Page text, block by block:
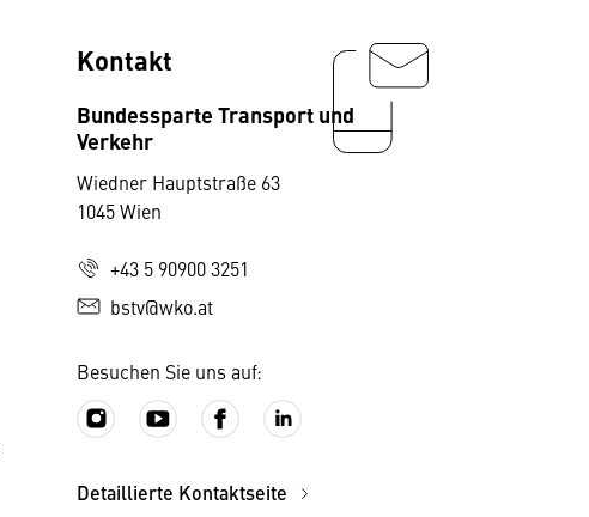
Kontakt
Bundessparte Transport und
Verkehr
Wiedner Hauptstraße 63
1045 Wien
+43 5 90900 3251
bstv@wko.at
Besuchen Sie uns auf:
Detaillierte Kontaktseite